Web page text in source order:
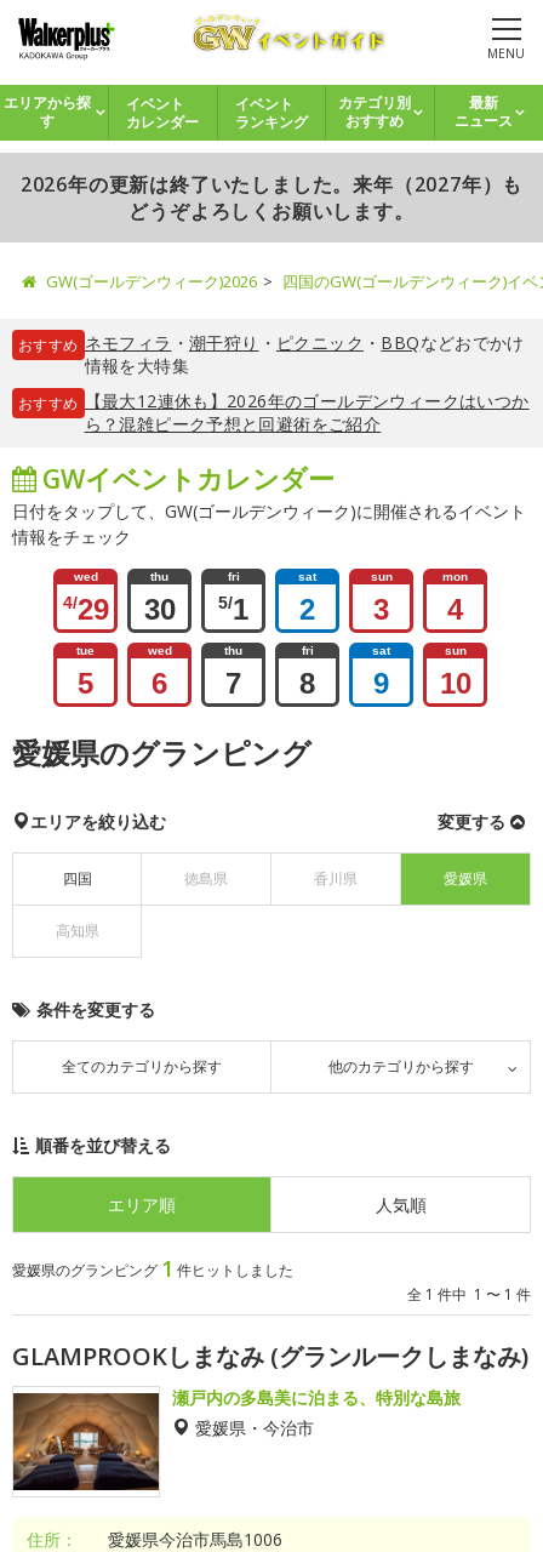
MENU
エリアから探
す
イベント
カレンダー
イベント
ランキング
カテゴリ別
おすすめ
最新
ニュース
2026年の更新は終了いたしました。来年（2027年）も
どうぞよろしくお願いします。
GW(ゴールデンウィーク)2026 四国のGW(ゴールデンウィーク)イ
おすすめ ネモフィラ ・ 潮干狩り ・ ピクニック ・ BBQなどおでかけ
情報を大特集
おすすめ
【最大12連休も】2026年のゴールデンウィークはいつか
ら？混雑ピーク予想と回避術をご紹介
GWイベントカレンダー
日付をタップして、GW(ゴールデンウィーク)に開催されるイベント
情報をチェック
wed
4/29
thu
30
fri
5/1
sat
2
sun
3
mon
4
tue
5
wed
6
thu
7
fri
8
sat
9
sun
10
愛媛県のグランピング
エリアを絞り込む 変更する
四国 徳島県 香川県 愛媛県
高知県
条件を変更する
全てのカテゴリから探す 他のカテゴリから探す
順番を並び替える
エリア順 人気順
愛媛県のグランピング 1 件ヒットしました
全 1 件中 1 〜 1 件
GLAMPROOKしまなみ (グランルークしまなみ)
瀬戸内の多島美に泊まる、特別な島旅
愛媛県・今治市
住所：
愛媛県今治市馬島1006